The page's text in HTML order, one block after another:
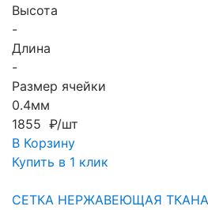
Высота
-
Длина
-
Размер ячейки
0.4мм
1855 ₽/шт
В Корзину
Купить в 1 клик
СЕТКА НЕРЖАВЕЮЩАЯ